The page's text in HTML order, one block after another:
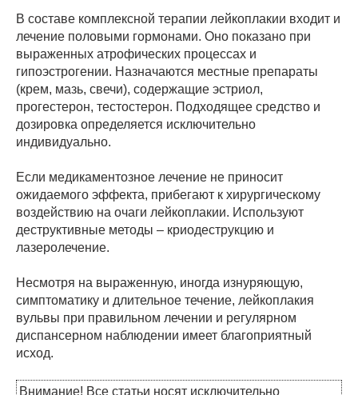
В составе комплексной терапии лейкоплакии входит и
лечение половыми гормонами. Оно показано при
выраженных атрофических процессах и
гипоэстрогении. Назначаются местные препараты
(крем, мазь, свечи), содержащие эстриол,
прогестерон, тестостерон. Подходящее средство и
дозировка определяется исключительно
индивидуально.
Если медикаментозное лечение не приносит
ожидаемого эффекта, прибегают к хирургическому
воздействию на очаги лейкоплакии. Используют
деструктивные методы – криодеструкцию и
лазеролечение.
Несмотря на выраженную, иногда изнуряющую,
симптоматику и длительное течение, лейкоплакия
вульвы при правильном лечении и регулярном
диспансерном наблюдении имеет благоприятный
исход.
Внимание! Все статьи носят исключительно